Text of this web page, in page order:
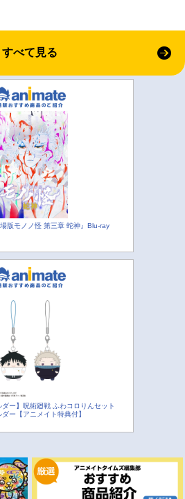
すべて見る
場版モノノ怪 第三章 蛇神』Blu-ray
ダー】呪術廻戦 ふわコロりんセット
ダー【アニメイト特典付】